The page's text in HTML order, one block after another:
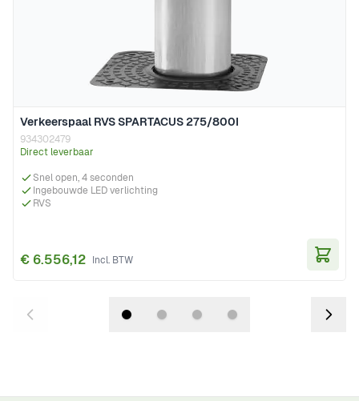
Verkeerspaal RVS SPARTACUS 275/800I
934302479
Direct leverbaar
Snel open, 4 seconden
Ingebouwde LED verlichting
RVS
€ 6.556,12